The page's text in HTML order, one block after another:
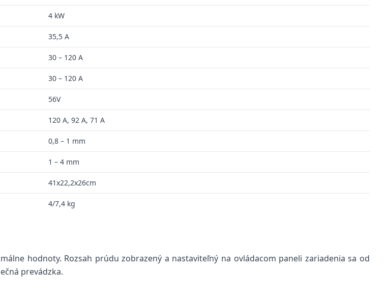
4 kW
35,5 A
30 – 120 A
30 – 120 A
56V
120 A, 92 A, 71 A
0,8 – 1 mm
1 – 4 mm
41x22,2x26cm
4/7,4 kg
hodnoty. Rozsah prúdu zobrazený a nastaviteľný na ovládacom paneli zariadenia sa od
prevádzka.